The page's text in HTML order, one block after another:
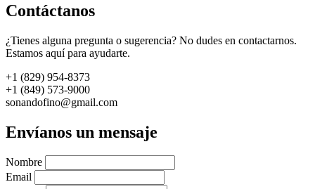
Contáctanos
¿Tienes alguna pregunta o sugerencia? No dudes en contactarnos.
Estamos aquí para ayudarte.
+1 (829) 954-8373
+1 (849) 573-9000
sonandofino@gmail.com
Envíanos un mensaje
Nombre
Email